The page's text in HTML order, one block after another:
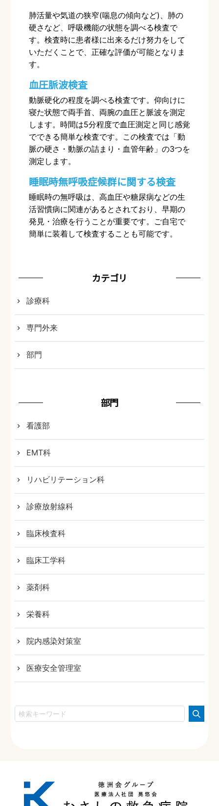
肺活量や気道の狭窄(喘息の傾向など) 、肺の
硬さなど、呼吸機能の状態を調べる検査で
す。検査時に患者様に出来るだけ努力をして
いただくことで、正確な評価が可能となりま
す。
血圧脈波検査
動脈硬化の程度を調べる検査です。仰向けに
寝た状態で両手首、両腕の血圧と脈波を測定
します。時間は5分程度で血圧測定と同じ感覚
でできる簡単な検査です。この検査では「動
脈の硬さ・動脈の詰まり・血管年齢」の3つを
測定します。
睡眠時無呼吸症候群に関する検査
睡眠時の無呼吸は、高血圧や糖尿病などの生
活習慣病に関連があるとされており、早期の
発見・治療を行うことが重要です。ご自宅で
簡単に装着して検査することも可能です。
カテゴリ
診療科
専門外来
部門
部門
看護部
EMT科
リハビリテーション科
診療放射線科
臨床検査科
臨床工学科
薬剤科
栄養科
院内感染対策室
医療安全管理室